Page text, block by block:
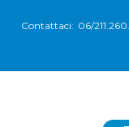
Contattaci: 06/